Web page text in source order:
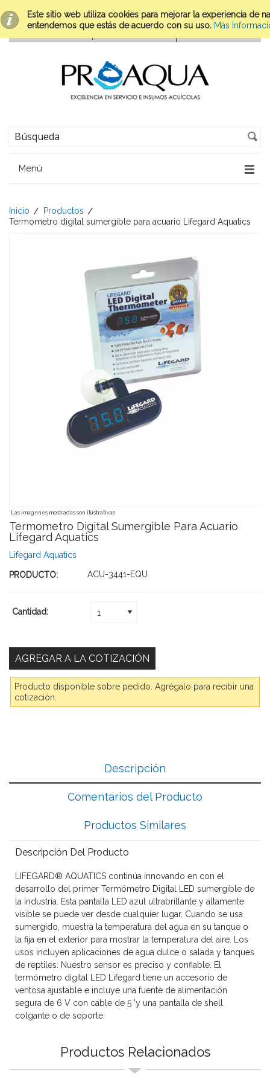
Este sitio web utiliza cookies para mejorar la experiencia de
entendemos que estás de acuerdo con su uso. Más
Menú
Inicio
Productos
Termometro digital sumergible para acuario Lifegard Aquatics
*Las imagenes mostradas son ilustrativas
Termometro Digital Sumergible Para Acuario
Lifegard Aquatics
Lifegard Aquatics
PRODUCTO: ACU-3441-EQU
Cantidad: 1
Producto disponible sobre pedido. Agrégalo para recibir una
cotización.
Descripción
Comentarios del Producto
Productos Similares
Descripción Del Producto
LIFEGARD® AQUATICS continúa innovando en con el
desarrollo del primer Termómetro Digital LED sumergible de
la industria. Esta pantalla LED azul ultrabrillante y altamente
visible se puede ver desde cualquier lugar. Cuando se usa
sumergido, muestra la temperatura del agua en su tanque o
la fija en el exterior para mostrar la temperatura del aire. Los
usos incluyen aplicaciones de agua dulce o salada y tanques
de reptiles. Nuestro sensor es preciso y confiable. El
termómetro digital LED Lifegard tiene un accesorio de
ventosa ajustable e incluye una fuente de alimentación
segura de 6 V con cable de 5 'y una pantalla de shell
colgante o de soporte.
Productos Relacionados